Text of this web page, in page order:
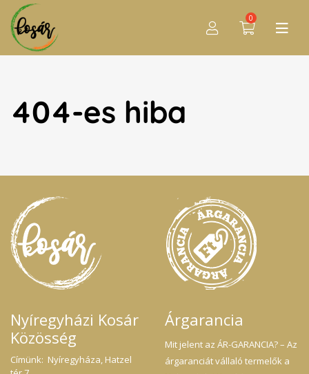
0
404-es hiba
Nyíregyházi Kosár
Közösség
Címünk: Nyíregyháza, Hatzel
Árgarancia
Mit jelent az ÁR-GARANCIA? – Az
árgaranciát vállaló termelők a